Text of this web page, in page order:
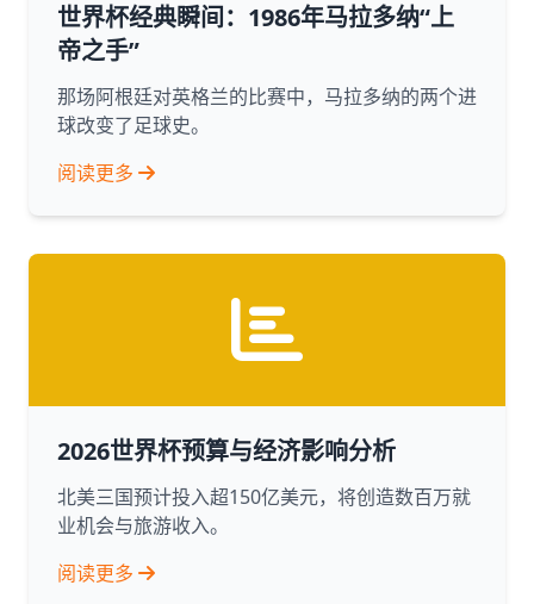
世界杯经典瞬间：1986年马拉多纳“上
帝之手”
那场阿根廷对英格兰的比赛中，马拉多纳的两个进
球改变了足球史。
阅读更多
2026世界杯预算与经济影响分析
北美三国预计投入超150亿美元，将创造数百万就
业机会与旅游收入。
阅读更多